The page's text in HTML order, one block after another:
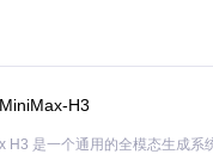
的XInput仿真模式，
MiniMax-H3